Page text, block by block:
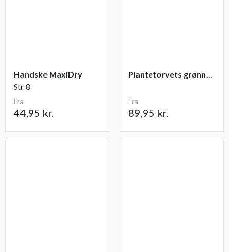
Handske MaxiDry
Str 8
Fra
44,95 kr.
Plantetorvets grønne vandingspose 75 liter
Fra
89,95 kr.